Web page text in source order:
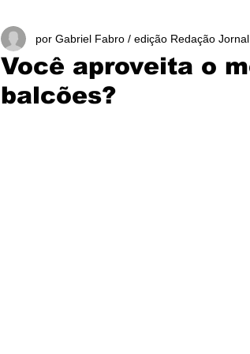
Você aproveita o
balcões?
por Gabriel Fabro / edição Redação